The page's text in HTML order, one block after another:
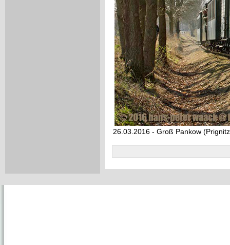
26.03.2016 - Groß Pankow